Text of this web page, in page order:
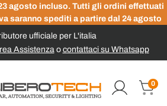
agosto incluso. Tutti gli ordini effettuati
saranno spediti a partire dal 24 agosto
ufficiale per L'italia
Assistenzao contattaci su Whatsapp
0